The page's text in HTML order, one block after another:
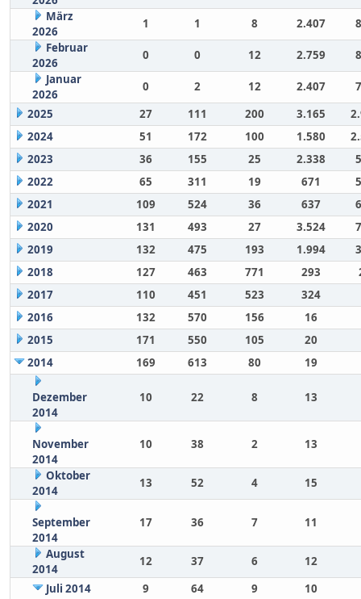
März
2026
1 1 8 2.407
Februar
2026
0 0 12 2.759
Januar
2026
0 2 12 2.407
2025
27 111 200 3.165
2024
51 172 100 1.580
2023
36 155 25 2.338
2022
65 311 19 671
2021
109 524 36 637
2020
131 493 27 3.524
2019
132 475 193 1.994
2018
127 463 771 293
2017
110 451 523
324
2016
132 570 156
16
2015
171 550 105
20
2014
169 613 80 19
Dezember
2014
10 22 8 13
November
2014
10 38 2 13
Oktober
2014
13 52 4 15
September
2014
17 36 7 11
August
2014
12 37 6
12
Juli 2014
9 64 9
10